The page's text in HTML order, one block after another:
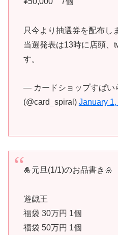
只今より抽選券を配布し
当選発表は13時に店頭、
す。
— カードショップすぱい
(@card_spiral) January 1,
🎍元旦(1/1)のお品書き🎍
遊戯王
福袋 30万円 1個
福袋 50万円 1個